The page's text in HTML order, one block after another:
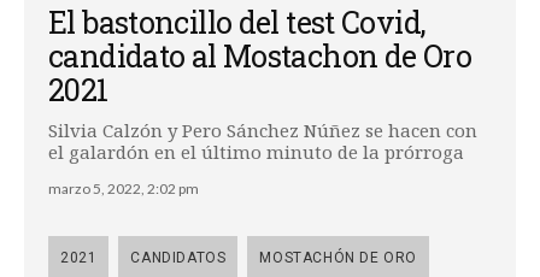
El bastoncillo del test Covid,
candidato al Mostachon de Oro
2021
Silvia Calzón y Pero Sánchez Núñez se hacen con
el galardón en el último minuto de la prórroga
marzo 5, 2022, 2:02 pm
2021 CANDIDATOS MOSTACHÓN DE ORO